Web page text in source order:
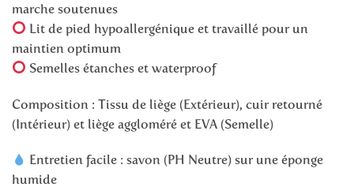
marche soutenues
Lit de pied hypoallergénique et travaillé pour un
maintien optimum
Semelles étanches et waterproof
Composition : Tissu de liège (Extérieur), cuir retourné
(Intérieur) et liège aggloméré et EVA (Semelle)
Entretien facile : savon (PH Neutre) sur une éponge
humide